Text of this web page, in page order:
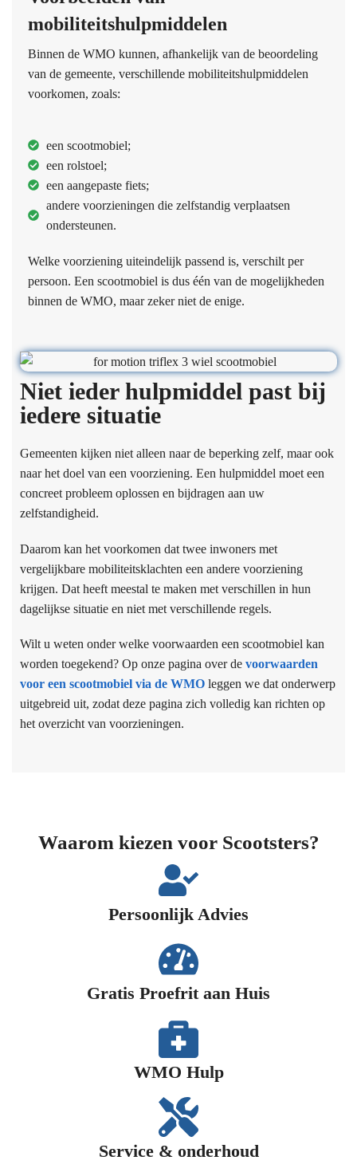
mobiliteitshulpmiddelen
Binnen de WMO kunnen, afhankelijk van de beoordeling
van de gemeente, verschillende mobiliteitshulpmiddelen
voorkomen, zoals:
een scootmobiel;
een rolstoel;
een aangepaste fiets;
andere voorzieningen die zelfstandig verplaatsen
ondersteunen.
Welke voorziening uiteindelijk passend is, verschilt per
persoon. Een scootmobiel is dus één van de mogelijkheden
binnen de WMO, maar zeker niet de enige.
Niet ieder hulpmiddel past bij
iedere situatie
Gemeenten kijken niet alleen naar de beperking zelf, maar ook
naar het doel van een voorziening. Een hulpmiddel moet een
concreet probleem oplossen en bijdragen aan uw
zelfstandigheid.
Daarom kan het voorkomen dat twee inwoners met
vergelijkbare mobiliteitsklachten een andere voorziening
krijgen. Dat heeft meestal te maken met verschillen in hun
dagelijkse situatie en niet met verschillende regels.
Wilt u weten onder welke voorwaarden een scootmobiel kan
worden toegekend? Op onze pagina over de voorwaarden
voor een scootmobiel via de WMO leggen we dat onderwerp
uitgebreid uit, zodat deze pagina zich volledig kan richten op
het overzicht van voorzieningen.
Waarom kiezen voor Scootsters?
Persoonlijk Advies​
Gratis Proefrit aan Huis​
WMO Hulp​
Service & onderhoud